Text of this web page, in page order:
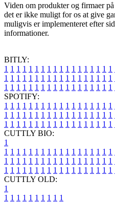
Viden om produkter og firmaer
det er ikke muligt for os at give
muligvis er implementeret efter
informationer.
BITLY:
1 1 1 1 1 1 1 1 1 1 1 1 1 1 1 1 1 1
1 1 1 1 1 1 1 1 1 1 1 1 1 1 1 1 1 1
1 1 1 1 1 1 1 1 1 1 1 1 1 1 1 1 1 1
SPOTIFY:
1 1 1 1 1 1 1 1 1 1 1 1 1 1 1 1 1 1
1 1 1 1 1 1 1 1 1 1 1 1 1 1 1 1 1 1
1 1 1 1 1 1 1 1 1 1 1 1 1 1 1 1 1 1
CUTTLY BIO:
1
1 1 1 1 1 1 1 1 1 1 1 1 1 1 1 1 1 1
1 1 1 1 1 1 1 1 1 1 1 1 1 1 1 1 1 1
1 1 1 1 1 1 1 1 1 1 1 1 1 1 1 1 1 1
CUTTLY OLD:
1
1 1 1 1 1 1 1 1 1 1